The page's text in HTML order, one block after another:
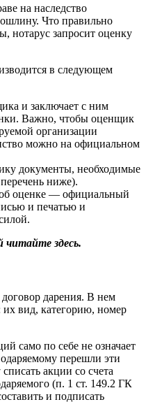
на наследство
Что правильно
нотарус запросит оценку
в следующем
и заключает с ним
Важно, чтобы оценщик
организации
можно на официальном
документы, необходимые
ниже).
оценке — официальный
и печатью и
читайте здесь.
дарения. В нем
вид, категорию, номер
само по себе не означает
перешли эти
акции со счета
(п. 1 ст. 149.2 ГК
и подписать